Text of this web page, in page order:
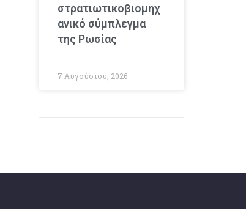
στρατιωτικοβιομηχ
ανικό σύμπλεγμα
της Ρωσίας
7 Αυγούστου, 2026